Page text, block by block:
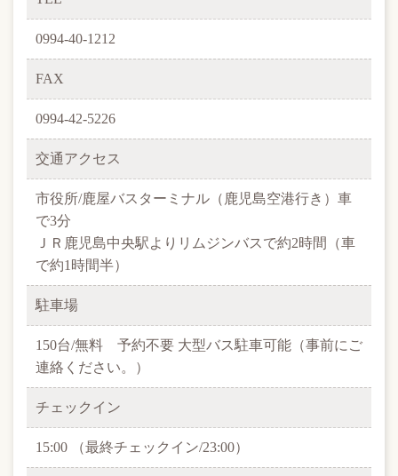
0994-40-1212
FAX
0994-42-5226
交通アクセス
市役所/鹿屋バスターミナル（鹿児島空港行き）車
で3分
ＪＲ鹿児島中央駅よりリムジンバスで約2時間（車
で約1時間半）
駐車場
150台/無料 予約不要 大型バス駐車可能（事前にご
連絡ください。）
チェックイン
15:00 （最終チェックイン/23:00）